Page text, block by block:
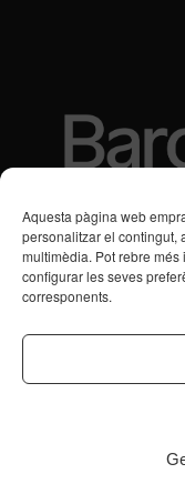
Aquesta pàgina web
personalitzar el contingut,
multimèdia. Pot rebre
configurar les seves
corresponents.
Subvencions des de
Programa de
Transtorns de Salut